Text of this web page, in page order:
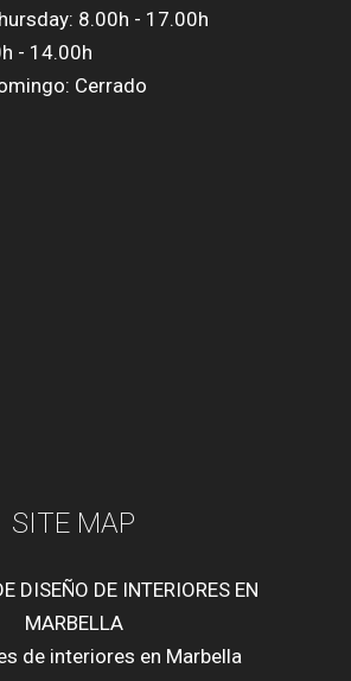
8.00h - 17.00h
- 14.00h
Cerrado
SITE MAP
DISEÑO DE INTERIORES EN
MARBELLA
de interiores en Marbella